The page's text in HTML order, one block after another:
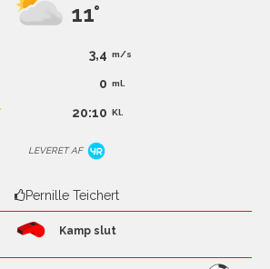
11°
3,4 m/s
0 ml.
20:10 Kl.
LEVERET AF
Pernille Teichert
Kamp slut